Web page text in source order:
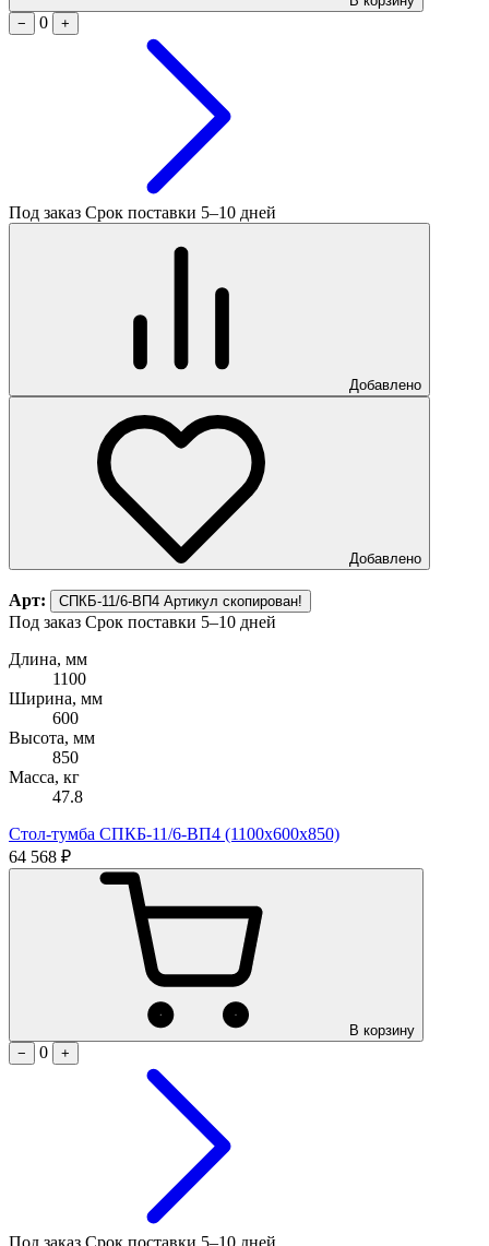
−
0 +
Под заказ Срок поставки 5–10 дней
Добавлено
Добавлено
Арт: СПКБ-11/6-ВП4 Артикул скопирован!
Под заказ Срок поставки 5–10 дней
Длина, мм
1100
Ширина, мм
600
Высота, мм
850
Масса, кг
47.8
Стол-тумба СПКБ-11/6-ВП4 (1100х600х850)
64 568 ₽
В корзину
−
0 +
Под заказ Срок поставки 5–10 дней